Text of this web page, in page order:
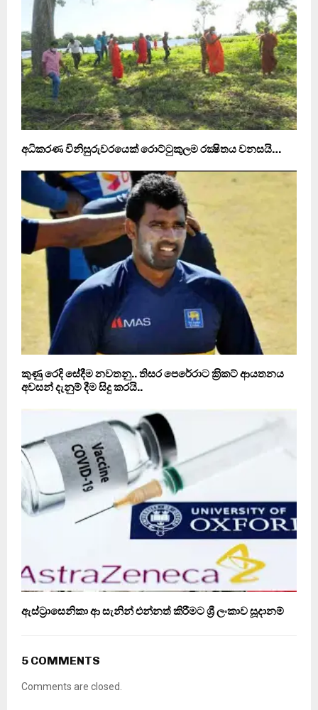
අධිකරණ විනිසුරුවරයෙක් රොට්ටුකුලම රක්‍ෂිතය වනසයි…
කුණු රෙදි සේදීම නවතනු.. තිසර පෙරේරාට ක‍්‍රිකට් ආයතනය
අවසන් දැනුම් දීම සිදු කරයි..
ඇස්ට්‍රාසෙනිකා ආ සැනින් එන්නත් කිරීමට ශ්‍රී ලංකාව සූදානම්
5 COMMENTS
Comments are closed.